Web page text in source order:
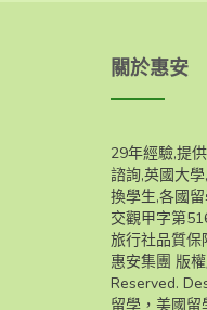
關於惠安
29年經驗,提
諮詢,英國大
換學生,各國
交觀甲字第
旅行社品質
惠安集團 版
Reserved.
留學，美國留